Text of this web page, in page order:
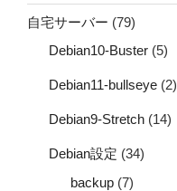
自宅サーバー (79)
Debian10-Buster (5)
Debian11-bullseye (2)
Debian9-Stretch (14)
Debian設定 (34)
backup (7)